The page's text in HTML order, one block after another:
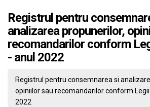
Registrul pentru
analizarea propunerilor,
recomandarilor conform
- anul 2022
Registrul pentru consemnarea si
opiniilor sau recomandarilor conform Legii
2022